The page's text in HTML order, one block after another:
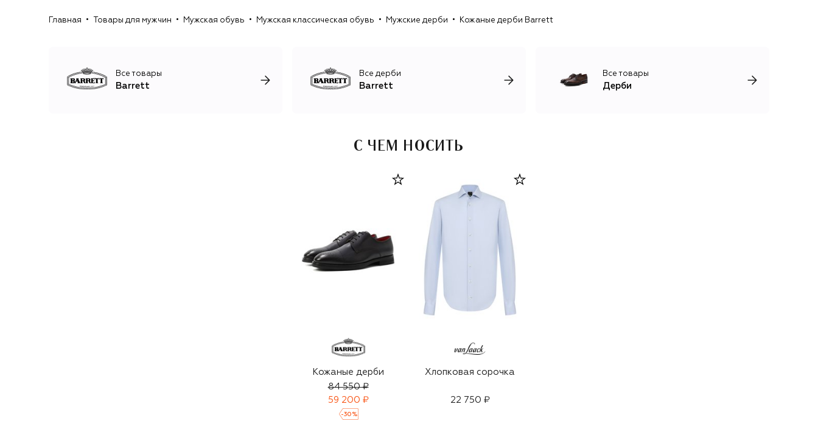
модели с элементами спортивного стиля выходят в
Главная Товары для мужчин Мужская обувь Мужская классическая обувь Мужские дерби Кожаные дерби Barrett
Все товары
Barrett
Все дерби
Barrett
Все товары
Дерби
С ЧЕМ НОСИТЬ
Кожаные дерби
84 550 ₽
59 200 ₽
-30 %
Хлопковая сорочка
22 750 ₽